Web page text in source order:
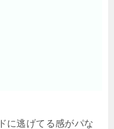
に逃げてる感がパな